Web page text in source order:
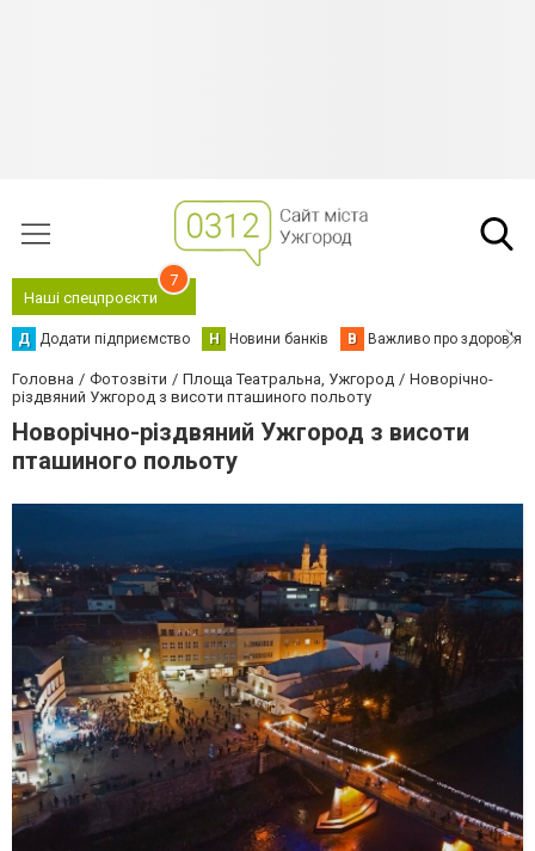
Наші спецпроєкти
7
Д Додати підприємство Н Новини банків В Важливо про здоров'я
Головна Фотозвіти Площа Театральна, Ужгород
Новорічно-
різдвяний Ужгород з висоти пташиного польоту
Новорічно-різдвяний Ужгород з висоти
пташиного польоту